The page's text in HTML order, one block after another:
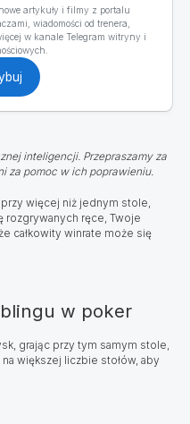
artykuły i filmy z portalu
wiadomości od trenera,
w kanale Telegram witryny i
inteligencji. Przepraszamy za
za pomoc w ich poprawieniu.
więcej niż jednym stole,
rozgrywanych ręce, Twoje
całkowity winrate może się
w poker
grając przy tym samym stole,
większej liczbie stołów, aby